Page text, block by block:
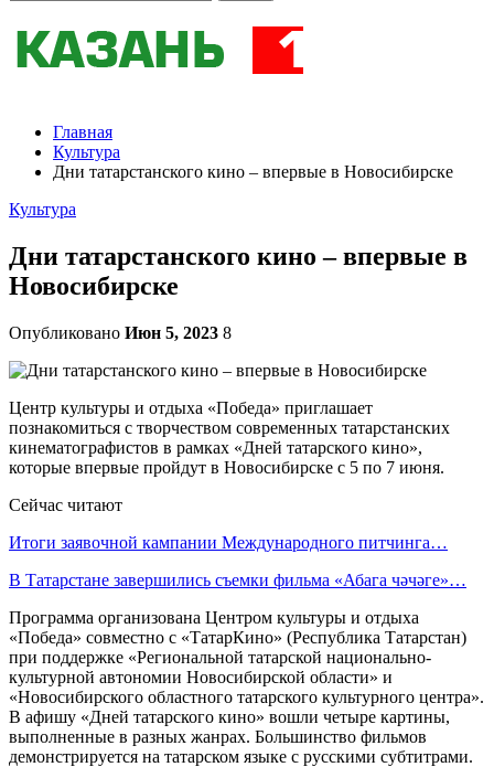
Главная
Культура
Дни татарстанского кино – впервые в Новосибирске
Культура
Дни татарстанского кино – впервые в
Новосибирске
Опубликовано Июн 5, 2023 8
Центр культуры и отдыха «Победа» приглашает
познакомиться с творчеством современных татарстанских
кинематографистов в рамках «Дней татарского кино»,
которые впервые пройдут в Новосибирске с 5 по 7 июня.
Сейчас читают
Итоги заявочной кампании Международного питчинга…
В Татарстане завершились съемки фильма «Абага чәчәге»…
Программа организована Центром культуры и отдыха
«Победа» совместно с «ТатарКино» (Республика Татарстан)
при поддержке «Региональной татарской национально-
культурной автономии Новосибирской области» и
«Новосибирского областного татарского культурного центра».
В афишу «Дней татарского кино» вошли четыре картины,
выполненные в разных жанрах. Большинство фильмов
демонстрируется на татарском языке с русскими субтитрами.